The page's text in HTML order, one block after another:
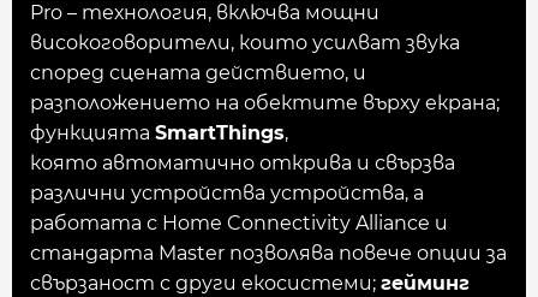
Pro – технология, включва мощни
високоговорители, които усилват звука
според сцената действието, и
разположението на обектите върху екрана;
функцията SmartThings,
която автоматично открива и свързва
различни устройства устройства, а
работата с Home Connectivity Alliance и
стандарта Master позволява повече опции за
свързаност с други екосистеми; гейминг